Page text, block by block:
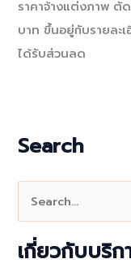
ราคาจ้างแต่งภาพ ตั
บาท ขึ้นอยู่กับรายละ
ได้รับส่วนลด
Search
r
เกี่ยวกับบริก